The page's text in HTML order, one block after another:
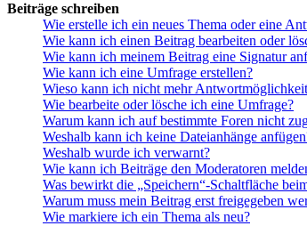
Beiträge schreiben
Wie erstelle ich ein neues Thema oder eine
Wie kann ich einen Beitrag bearbeiten oder
Wie kann ich meinem Beitrag eine Signatur
Wie kann ich eine Umfrage erstellen?
Wieso kann ich nicht mehr
Wie bearbeite oder lösche ich eine Umfrage?
Warum kann ich auf bestimmte Foren nicht
Weshalb kann ich keine Dateianhänge
Weshalb wurde ich verwarnt?
Wie kann ich Beiträge den Moderatoren
Was bewirkt die „Speichern“-Schaltfläche
Warum muss mein Beitrag erst freigegeben
Wie markiere ich ein Thema als neu?